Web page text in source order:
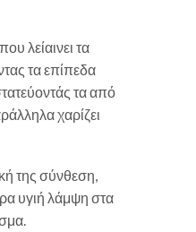
λείαινει τα
τα επίπεδα
τα από
χαρίζει
της σύνθεση,
υγιή λάμψη στα